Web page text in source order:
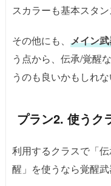
スカラーも基本スタン
その他にも、 メイン
う点から、伝承/覚醒
うのも良いかもしれな
プラン2. 使うク
利用するクラスで「
醒」を使うなら覚醒武